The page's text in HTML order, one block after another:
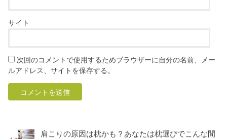
サイト
次回のコメントで使用するためブラウザーに自分の名前、メー
ルアドレス、サイトを保存する。
肩こりの原因は枕かも？あなたは枕選びでこんな間